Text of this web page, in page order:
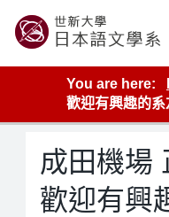
content
世新大學教學單位的網站
You are here:
歡迎有興趣的
成田機場
歡迎有興